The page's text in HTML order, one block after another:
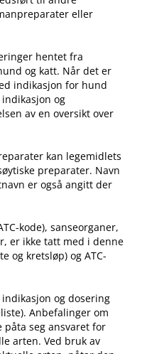
eller
hentet fra
og katt. Når det er
indikasjon for hund
og
av en oversikt over
kan legemidlets
preparater. Navn
er også angitt der
kode), sanseorganer,
er ikke tatt med i denne
og kretsløp) og ATC-
og dosering
Anbefalinger om
seg ansvaret for
arten. Ved bruk av